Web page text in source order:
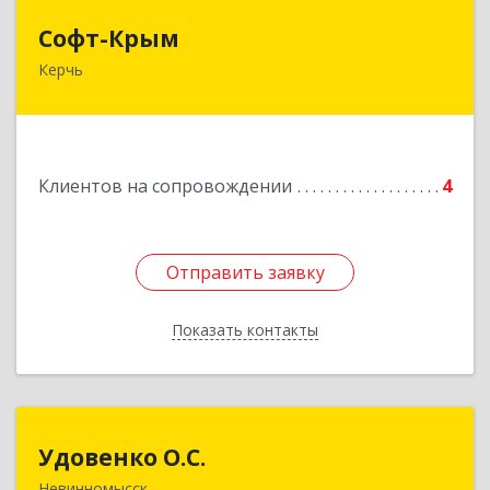
Софт-Крым
Керчь
Клиентов на сопровождении 4
Отправить заявку
Показать контакты
Республика Калмыкия, г. Элиста, ул. Губаревича,
Отправить заявку
Назад
Удовенко О.С.